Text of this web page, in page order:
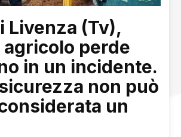
Livenza (Tv),
perde
in un incidente.
non può
un